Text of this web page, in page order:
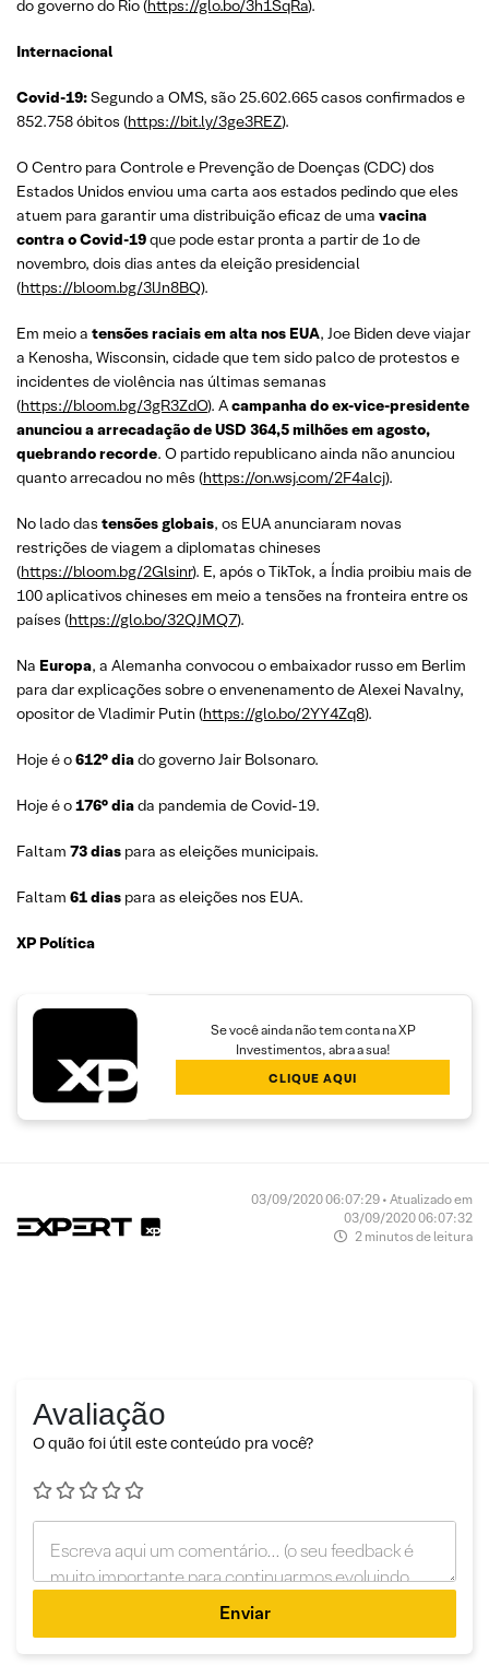
do governo do Rio (https://glo.bo/3h1SqRa).
Internacional
Covid-19:Segundo a OMS, são 25.602.665 casos confirmados e
852.758 óbitos (https://bit.ly/3ge3REZ).
O Centro para Controle e Prevenção de Doenças (CDC) dos
Estados Unidos enviou uma carta aos estados pedindo que eles
atuem para garantir uma distribuição eficaz de uma vacina
contra o Covid-19que pode estar pronta a partir de 1o de
novembro, dois dias antes da eleição presidencial
(https://bloom.bg/3lJn8BQ).
Em meio a tensões raciais em alta nos EUA, Joe Biden deve viajar
a Kenosha, Wisconsin, cidade que tem sido palco de protestos e
incidentes de violência nas últimas semanas
(https://bloom.bg/3gR3ZdO). Acampanha do ex-vice-presidente
anunciou a arrecadação de USD 364,5 milhões em agosto,
quebrando recorde. O partido republicano ainda não anunciou
quanto arrecadou no mês (https://on.wsj.com/2F4alcj).
No lado das tensões globais, os EUA anunciaram novas
restrições de viagem a diplomatas chineses
(https://bloom.bg/2Glsinr). E, após o TikTok, a Índia proibiu mais de
100 aplicativos chineses em meio a tensões na fronteira entre os
países (https://glo.bo/32QJMQ7).
Na Europa, a Alemanha convocou o embaixador russo em Berlim
para dar explicações sobre o envenenamento de Alexei Navalny,
opositor de Vladimir Putin (https://glo.bo/2YY4Zq8).
Hoje é o612° diado governo Jair Bolsonaro.
Hoje é o176° diada pandemia de Covid-19.
Faltam 73 dias para as eleições municipais.
Faltam 61 dias para as eleições nos EUA.
XP Política
Se você ainda não tem conta na XP
Investimentos, abra a sua!
CLIQUE AQUI
03/09/2020 06:07:29 • Atualizado em
03/09/2020 06:07:32
2 minutos de leitura
Avaliação
O quão foi útil este conteúdo pra você?
Enviar